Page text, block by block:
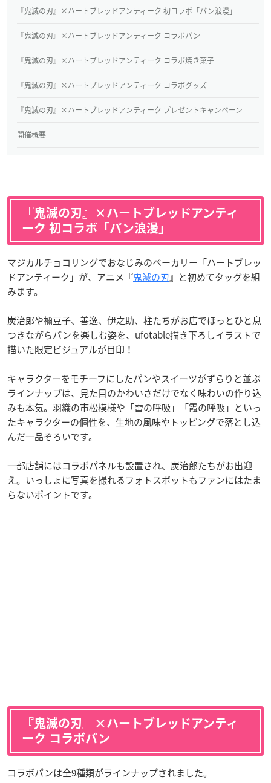
『鬼滅の刃』×ハートブレッドアンティーク 初コラボ「パン浪漫」
『鬼滅の刃』×ハートブレッドアンティーク コラボパン
『鬼滅の刃』×ハートブレッドアンティーク コラボ焼き菓子
『鬼滅の刃』×ハートブレッドアンティーク コラボグッズ
『鬼滅の刃』×ハートブレッドアンティーク プレゼントキャンペーン
開催概要
『鬼滅の刃』×ハートブレッドアンティ
ーク 初コラボ「パン浪漫」
マジカルチョコリングでおなじみのベーカリー「ハートブレッ
ドアンティーク」が、アニメ『鬼滅の刃』と初めてタッグを組
みます。
炭治郎や禰󠄀豆子、善逸、伊之助、柱たちがお店でほっとひと息
つきながらパンを楽しむ姿を、ufotable描き下ろしイラストで
描いた限定ビジュアルが目印！
キャラクターをモチーフにしたパンやスイーツがずらりと並ぶ
ラインナップは、見た目のかわいさだけでなく味わいの作り込
みも本気。羽織の市松模様や「雷の呼吸」「霞の呼吸」といっ
たキャラクターの個性を、生地の風味やトッピングで落とし込
んだ一品ぞろいです。
一部店舗にはコラボパネルも設置され、炭治郎たちがお出迎
え。いっしょに写真を撮れるフォトスポットもファンにはたま
らないポイントです。
『鬼滅の刃』×ハートブレッドアンティ
ーク コラボパン
コラボパンは全9種類がラインナップされました。